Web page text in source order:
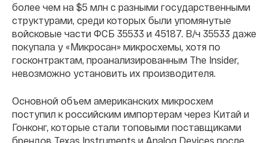
более чем на $5 млн с разными государственными
структурами, среди которых были упомянутые
войсковые части ФСБ 35533 и 45187. В/ч 35533 даже
покупала у «Микросан» микросхемы, хотя по
госконтрактам, проанализированным The Insider,
невозможно установить их производителя.
Основной объем американских микросхем
поступил к российским импортерам через Китай и
Гонконг, которые стали топовыми поставщиками
брендов Texas Instruments и Analog Devices после